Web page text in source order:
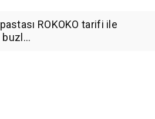
ROKOKO tarifi ile
buzl...